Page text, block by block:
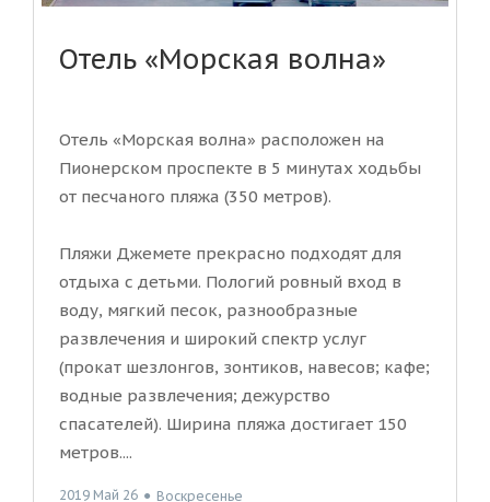
Отель «Морская волна»
Отель «Морская волна» расположен на
Пионерском проспекте в 5 минутах ходьбы
от песчаного пляжа (350 метров).
Пляжи Джемете прекрасно подходят для
отдыха с детьми. Пологий ровный вход в
воду, мягкий песок, разнообразные
развлечения и широкий спектр услуг
(прокат шезлонгов, зонтиков, навесов; кафе;
водные развлечения; дежурство
спасателей). Ширина пляжа достигает 150
метров....
2019 Май 26 ● Воскресенье